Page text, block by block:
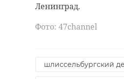
Ленинград.
Фото: 47channel
шлиссельбургский